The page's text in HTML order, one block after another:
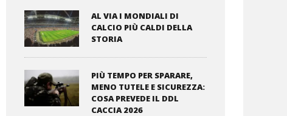
AL VIA I MONDIALI DI
CALCIO PIÙ CALDI DELLA
STORIA
PIÙ TEMPO PER SPARARE,
MENO TUTELE E SICUREZZA:
COSA PREVEDE IL DDL
CACCIA 2026